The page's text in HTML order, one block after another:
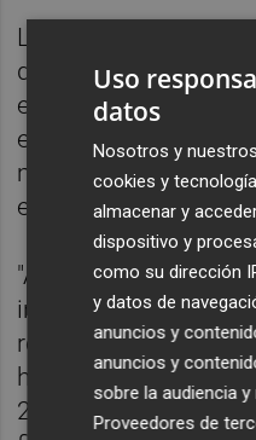
La distribución del
de negocio fue de
el mercado nacional,
euros en el mercado
mientras que 13,7
exportados a otros
"Al cierre del
instalaciones de
reconstruidas y en
habiéndose
2014/2015 las
Uso
datos
Nosotros y
cookies y
almacenar y
dispositivo y
como su dirección
y datos de
anuncios y
anuncios y
sobre la audiencia
Proveedores de